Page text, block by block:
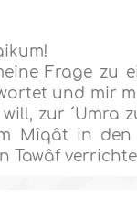
Frage zu
und mir
zur ´Umra
Mîqât in den
Tawâf